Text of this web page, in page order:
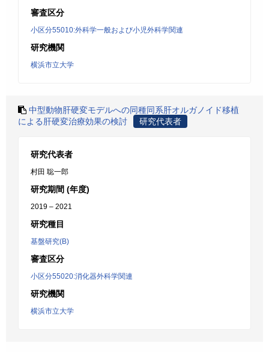
審査区分
小区分55010:外科学一般および小児外科学関連
研究機関
横浜市立大学
中型動物肝硬変モデルへの同種同系肝オルガノイド移植
による肝硬変治療効果の検討
研究代表者
研究代表者
村田 聡一郎
研究期間 (年度)
2019 – 2021
研究種目
基盤研究(B)
審査区分
小区分55020:消化器外科学関連
研究機関
横浜市立大学